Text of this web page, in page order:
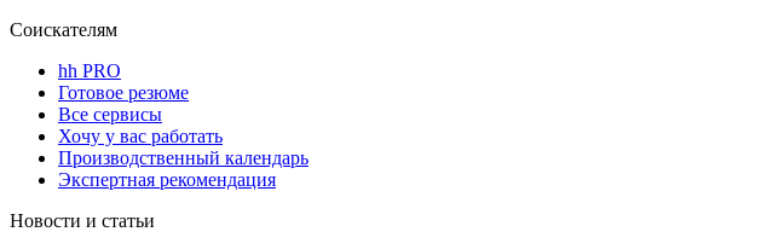
Соискателям
hh PRO
Готовое резюме
Все сервисы
Хочу у вас работать
Производственный календарь
Экспертная рекомендация
Новости и статьи